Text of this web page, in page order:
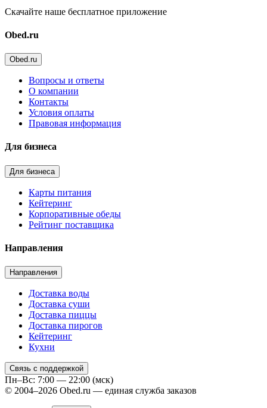
Скачайте наше бесплатное приложение
Obed.ru
Obed.ru
Вопросы и ответы
О компании
Контакты
Условия оплаты
Правовая информация
Для бизнеса
Для бизнеса
Карты питания
Кейтеринг
Корпоративные обеды
Рейтинг поставщика
Направления
Направления
Доставка воды
Доставка суши
Доставка пиццы
Доставка пирогов
Кейтеринг
Кухни
Связь с поддержкой
Пн–Вс: 7:00 — 22:00 (мск)
© 2004–2026 Obed.ru — единая служба заказов